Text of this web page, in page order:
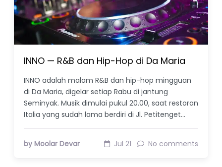
INNO — R&B dan Hip-Hop di Da Maria
INNO adalah malam R&B dan hip-hop mingguan
di Da Maria, digelar setiap Rabu di jantung
Seminyak. Musik dimulai pukul 20.00, saat restoran
Italia yang sudah lama berdiri di Jl. Petitenget…
by Moolar Devar Jul 21 No comments